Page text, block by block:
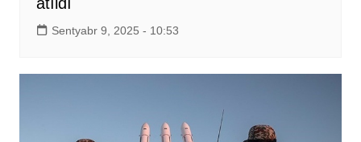
Sentyabr 9, 2025 - 10:53